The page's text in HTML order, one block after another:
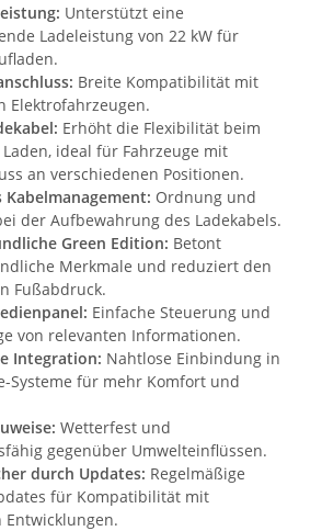
Unterstützt eine
Ladeleistung von 22 kW für
Breite Kompatibilität mit
Elektrofahrzeugen.
Erhöht die Flexibilität beim
ideal für Fahrzeuge mit
an verschiedenen Positionen.
Ordnung und
der Aufbewahrung des Ladekabels.
Green Edition: Betont
Merkmale und reduziert den
Fußabdruck.
Einfache Steuerung und
von relevanten Informationen.
Integration: Nahtlose Einbindung in
Systeme für mehr Komfort und
Wetterfest und
gegenüber Umwelteinflüssen.
durch Updates: Regelmäßige
für Kompatibilität mit